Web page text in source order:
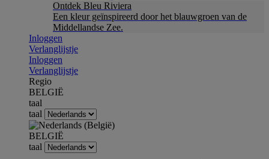
Ontdek Bleu Riviera
Een kleur geïnspireerd door het blauwgroen van de
Middellandse Zee.
Inloggen
Verlanglijstje
Inloggen
Verlanglijstje
Regio
BELGIË
taal
taal
BELGIË
taal